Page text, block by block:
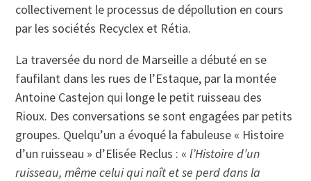
collectivement le processus de dépollution en cours
par les sociétés Recyclex et Rétia.
La traversée du nord de Marseille a débuté en se
faufilant dans les rues de l’Estaque, par la montée
Antoine Castejon qui longe le petit ruisseau des
Rioux. Des conversations se sont engagées par petits
groupes. Quelqu’un a évoqué la fabuleuse « Histoire
d’un ruisseau » d’Elisée Reclus : «l’Histoire d’un
ruisseau, même celui qui naît et se perd dans la